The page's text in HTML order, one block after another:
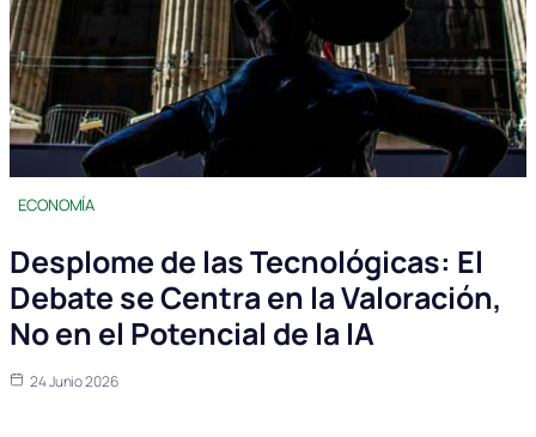
ECONOMÍA
Desplome de las Tecnológicas: El
Debate se Centra en la Valoración,
No en el Potencial de la IA
24 Junio 2026